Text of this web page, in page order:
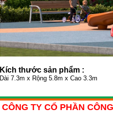
Kích thước sản phẩm :
Dài 7.3m x Rộng 5.8m x Cao 3.3m
CÔNG TY CỔ PHẦN